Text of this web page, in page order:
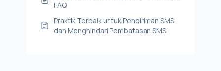
FAQ
Praktik Terbaik untuk Pengiriman SMS
dan Menghindari Pembatasan SMS